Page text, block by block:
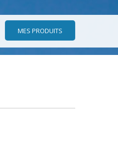
MES PRODUITS